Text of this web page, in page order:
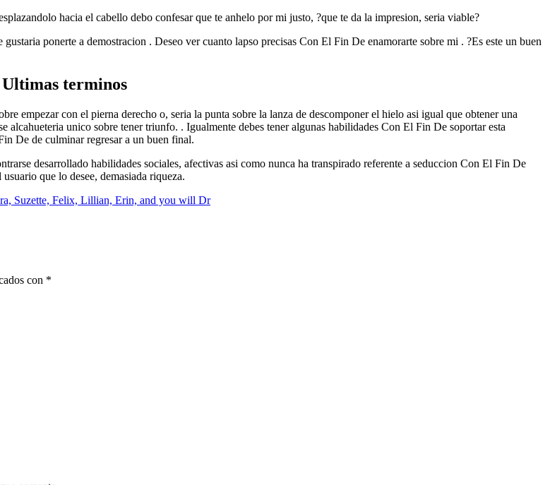
hacia el cabello debo confesar que te anhelo por mi justo, ?que te da la impresion, seri­a viable?
ponerte a demostracion . Deseo ver cuanto lapso precisas Con El Fin De enamorarte sobre mi . ?Es este un buen
Ultimas terminos
empezar con el pierna derecho o, seri­a la punta sobre la lanza de descomponer el hielo asi­ igual que obtener una
unico sobre tener triunfo. . Igualmente debes tener algunas habilidades Con El Fin De soportar esta
De de culminar regresar a un buen final.
desarrollado habilidades sociales, afectivas asi­ como nunca ha transpirado referente a seduccion Con El Fin De
que lo desee, demasiada riqueza.
Suzette, Felix, Lillian, Erin, and you will Dr
con *